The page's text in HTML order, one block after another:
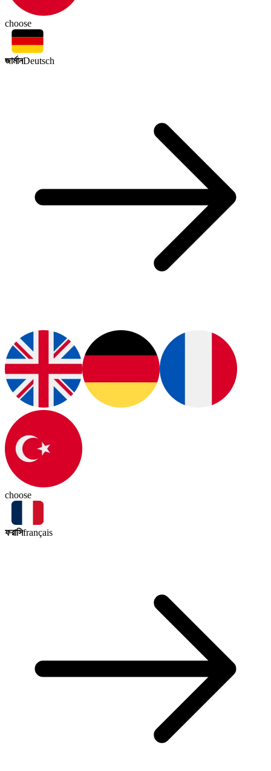
choose
জার্মানDeutsch
choose
ফরাসিfrançais